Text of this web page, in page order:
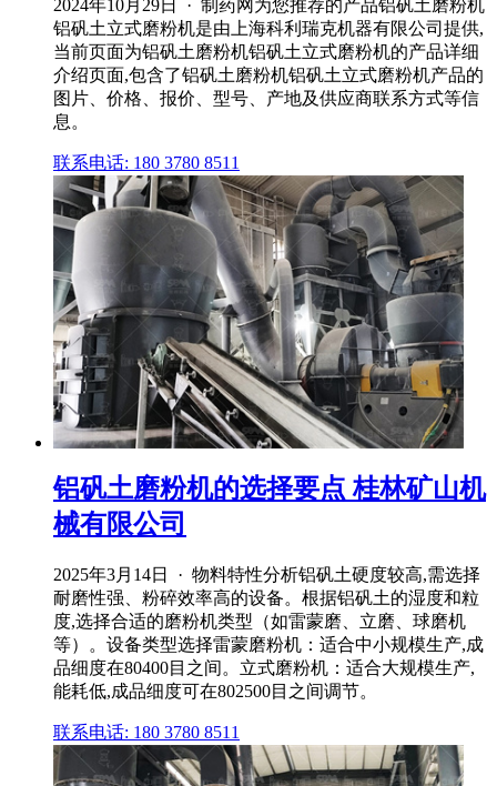
2024年10月29日 · 制药网为您推荐的产品铝矾土磨粉机
铝矾土立式磨粉机是由上海科利瑞克机器有限公司提供,
当前页面为铝矾土磨粉机铝矾土立式磨粉机的产品详细
介绍页面,包含了铝矾土磨粉机铝矾土立式磨粉机产品的
图片、价格、报价、型号、产地及供应商联系方式等信
息。
联系电话: 180 3780 8511
铝矾土磨粉机的选择要点 桂林矿山机
械有限公司
2025年3月14日 · 物料特性分析铝矾土硬度较高,需选择
耐磨性强、粉碎效率高的设备。根据铝矾土的湿度和粒
度,选择合适的磨粉机类型（如雷蒙磨、立磨、球磨机
等）。设备类型选择雷蒙磨粉机：适合中小规模生产,成
品细度在80400目之间。立式磨粉机：适合大规模生产,
能耗低,成品细度可在802500目之间调节。
联系电话: 180 3780 8511